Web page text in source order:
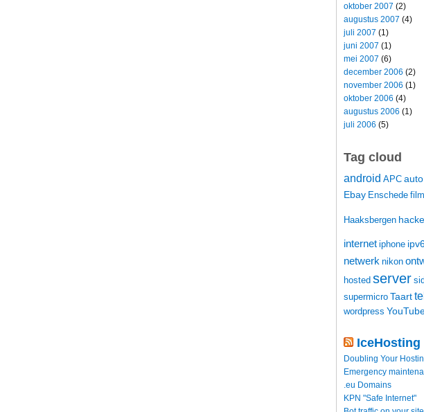
oktober 2007 (2)
augustus 2007 (4)
juli 2007 (1)
juni 2007 (1)
mei 2007 (6)
december 2006 (2)
november 2006 (1)
oktober 2006 (4)
augustus 2006 (1)
juli 2006 (5)
Tag cloud
android APC auto
Ebay Enschede film
Haaksbergen
internet iphone
netwerk nikon
hosted server
supermicro Taart
wordpress
IceHosting
Doubling Your
Emergency
.eu Domains
KPN "Safe Internet"